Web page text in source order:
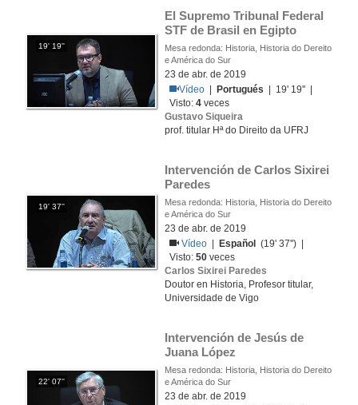
19' 19''
El Supremo Tribunal Federal
STF de Brasil en Egipto
Mesa redonda: Historia, Historia do Dereito
e América do Sur
23 de abr. de 2019
Vídeo
Portugués | 19' 19'' |
Visto:4 veces
Gustavo Siqueira
prof. titular Hª do Direito da UFRJ
19' 37''
Intervención de Carlos Sixirei
Paredes
Mesa redonda: Historia, Historia do Dereito
e América do Sur
23 de abr. de 2019
Vídeo
Español
(19' 37'') |
Visto:50 veces
Carlos Sixirei Paredes
Doutor en Historia, Profesor titular,
Universidade de Vigo
22' 07''
Intervención de Jesús de
Juana López
Mesa redonda: Historia, Historia do Dereito
e América do Sur
23 de abr. de 2019